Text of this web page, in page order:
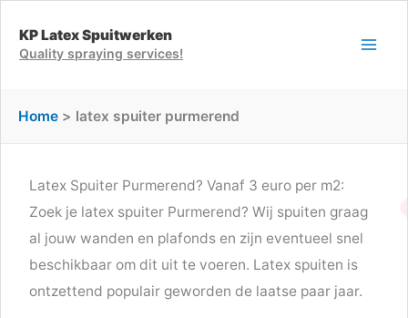
naarKP Latex Spuitwerken
Quality spraying services!
Home latex spuiter purmerend
Latex Spuiter Purmerend? Vanaf 3 euro per m2:
Zoek je latex spuiter Purmerend? Wij spuiten graag
al jouw wanden en plafonds en zijn eventueel snel
beschikbaar om dit uit te voeren. Latex spuiten is
ontzettend populair geworden de laatse paar jaar.